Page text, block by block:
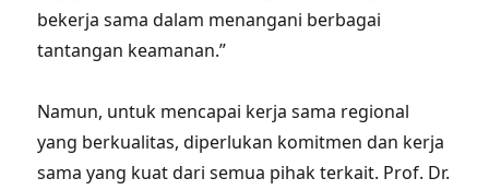
bekerja sama dalam menangani berbagai
tantangan keamanan.”
Namun, untuk mencapai kerja sama regional
yang berkualitas, diperlukan komitmen dan kerja
sama yang kuat dari semua pihak terkait. Prof. Dr.